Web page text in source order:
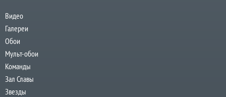
Видео
Галереи
Обои
Мульт-обои
Команды
Зал Славы
Звезды